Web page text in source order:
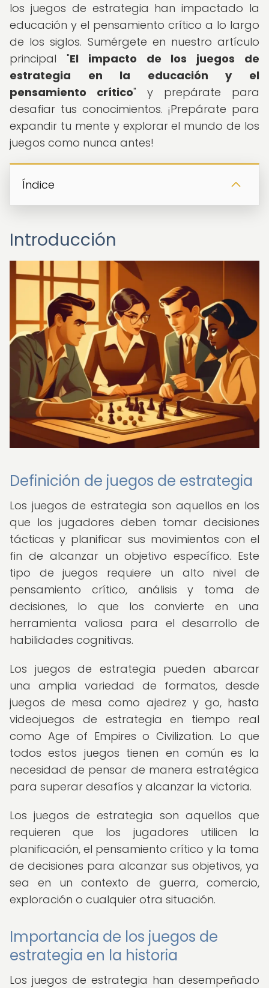
los juegos de estrategia han impactado la
educación y el pensamiento crítico a lo largo
de los siglos. Sumérgete en nuestro artículo
principal "El impacto de los juegos de
estrategia en la educación y el
pensamiento crítico" y prepárate para
desafiar tus conocimientos. ¡Prepárate para
expandir tu mente y explorar el mundo de los
juegos como nunca antes!
Índice
Introducción
Definición de juegos de estrategia
Los juegos de estrategia son aquellos en los
que los jugadores deben tomar decisiones
tácticas y planificar sus movimientos con el
fin de alcanzar un objetivo específico. Este
tipo de juegos requiere un alto nivel de
pensamiento crítico, análisis y toma de
decisiones, lo que los convierte en una
herramienta valiosa para el desarrollo de
habilidades cognitivas.
Los juegos de estrategia pueden abarcar
una amplia variedad de formatos, desde
juegos de mesa como ajedrez y go, hasta
videojuegos de estrategia en tiempo real
como Age of Empires o Civilization. Lo que
todos estos juegos tienen en común es la
necesidad de pensar de manera estratégica
para superar desafíos y alcanzar la victoria.
Los juegos de estrategia son aquellos que
requieren que los jugadores utilicen la
planificación, el pensamiento crítico y la toma
de decisiones para alcanzar sus objetivos, ya
sea en un contexto de guerra, comercio,
exploración o cualquier otra situación.
Importancia de los juegos de
estrategia en la historia
Los juegos de estrategia han desempeñado